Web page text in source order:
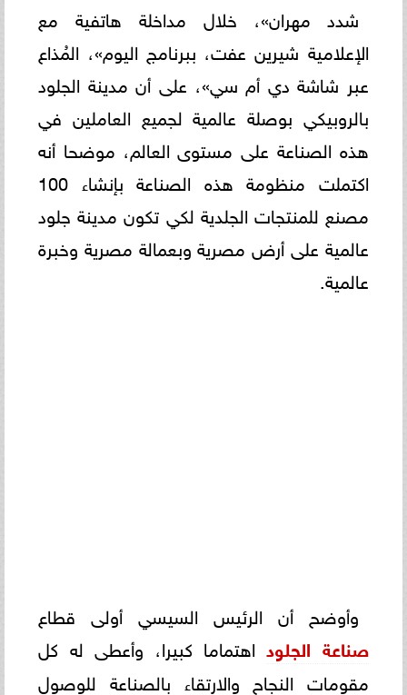
شدد مهران»، خلال مداخلة هاتفية مع
الإعلامية شيرين عفت، ببرنامج اليوم»، المُذاع
عبر شاشة دي أم سي»، على أن مدينة الجلود
بالروبيكي بوصلة عالمية لجميع العاملين في
هذه الصناعة على مستوى العالم، موضحا أنه
اكتملت منظومة هذه الصناعة بإنشاء 100
مصنع للمنتجات الجلدية لكي تكون مدينة جلود
عالمية على أرض مصرية وبعمالة مصرية وخبرة
عالمية.
وأوضح أن الرئيس السيسي أولى قطاع
صناعة الجلوداهتماما كبيرا، وأعطى له كل
مقومات النجاح والارتقاء بالصناعة للوصول